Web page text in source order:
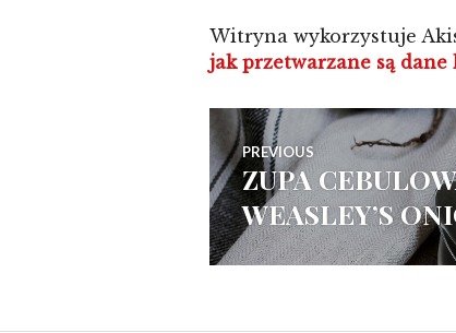
Witryna wykorzystuje
jak przetwarzane są
Nawigacja
wpisu
PREVIOUS
Previous
post:
ZUPA
WEASLEY’S